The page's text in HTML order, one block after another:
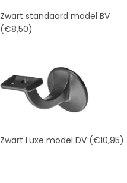
Zwart standaard model BV
(€8,50)
Zwart Luxe model DV (€10,95)